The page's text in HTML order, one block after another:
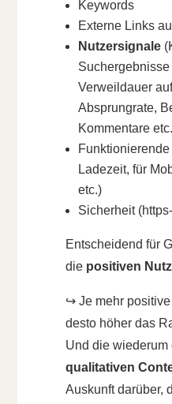
Keywords
Externe Links
Nutzersignale
Verweildauer
Absprungrate,
Kommentare
Ladezeit, für
etc.)
Sicherheit
Entscheidend für
die positiven
↪️ Je mehr
desto höher das
Und die wiederum
qualitativen
Auskunft darüber,